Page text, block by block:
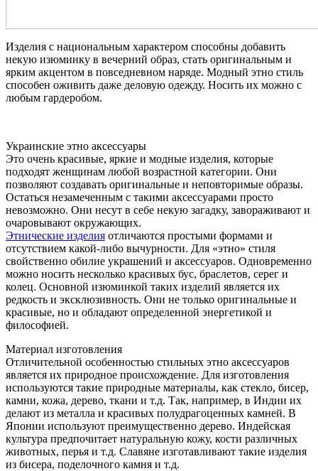
Изделия с национальным характером способны добавить
некую изюминку в вечерний образ, стать оригинальным и
ярким акцентом в повседневном наряде. Модный этно стиль
способен оживить даже деловую одежду. Носить их можно с
любым гардеробом.
Украинские этно аксессуары
Это очень красивые, яркие и модные изделия, которые
подходят женщинам любой возрастной категории. Они
позволяют создавать оригинальные и неповторимые образы.
Остаться незамеченным с такими аксессуарами просто
невозможно. Они несут в себе некую загадку, завораживают и
очаровывают окружающих.
Этнические изделия отличаются простыми формами и
отсутствием какой-либо вычурности. Для «этно» стиля
свойственно обилие украшений и аксессуаров. Одновременно
можно носить несколько красивых бус, браслетов, серег и
колец. Основной изюминкой таких изделий является их
редкость и эксклюзивность. Они не только оригинальные и
красивые, но и обладают определенной энергетикой и
философией.
Материал изготовления
Отличительной особенностью стильных этно аксессуаров
является их природное происхождение. Для изготовления
используются такие природные материалы, как стекло, бисер,
камни, кожа, дерево, ткани и т.д. Так, например, в Индии их
делают из металла и красивых полудрагоценных камней. В
Японии используют преимущественно дерево. Индейская
культура предпочитает натуральную кожу, кости различных
животных, перья и т.д. Славяне изготавливают такие изделия
из бисера, поделочного камня и т.д.